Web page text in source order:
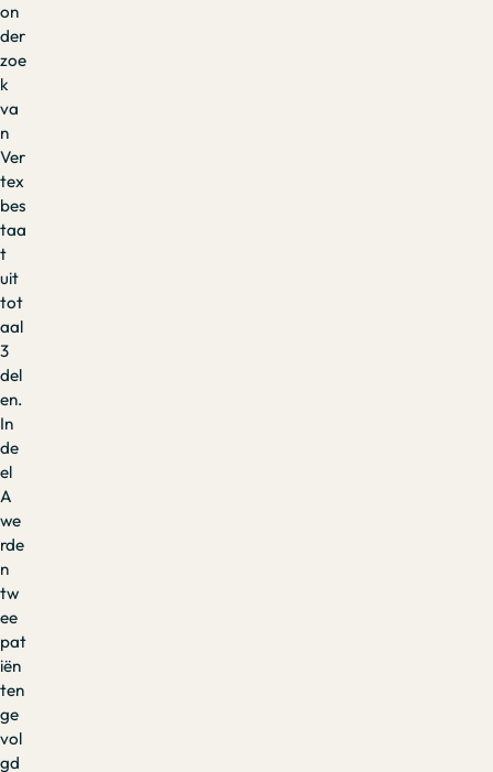
on
der
zoe
k
va
n
Ver
tex
bes
taa
t
uit
tot
aal
3
del
en.
In
de
el
A
we
rde
n
tw
ee
pat
iën
ten
ge
vol
gd